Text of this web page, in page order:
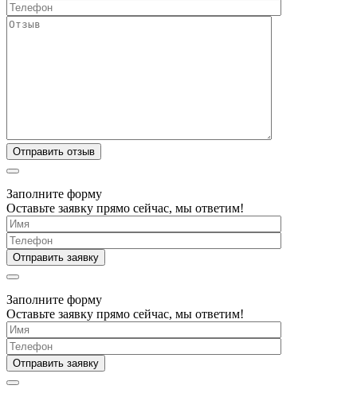
Заполните форму
Оставьте заявку прямо сейчас, мы ответим!
Заполните форму
Оставьте заявку прямо сейчас, мы ответим!